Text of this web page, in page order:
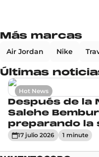
Más marcas
Air Jordan Nike
Últimas
Hot News
Después de la
Salehe
preparando la
17 julio 2026 1 minute